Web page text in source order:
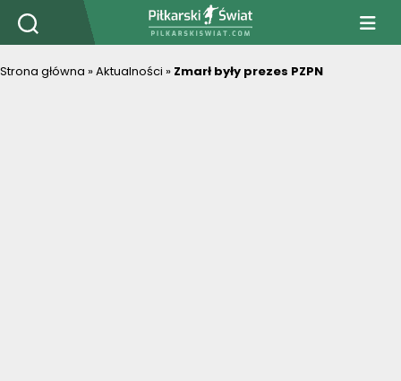
PiłkarskiSwiat.com
Strona główna »Aktualności » Zmarł były prezes PZPN